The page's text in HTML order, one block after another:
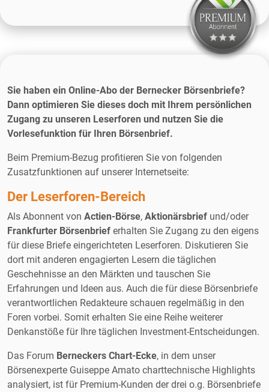
Sie haben ein Online-Abo der Bernecker Börsenbriefe?
Dann optimieren Sie dieses doch mit Ihrem persönlichen
Zugang zu unseren Leserforen und nutzen Sie die
Vorlesefunktion für Ihren Börsenbrief.
Beim Premium-Bezug profitieren Sie von folgenden
Zusatzfunktionen auf unserer Internetseite:
Der Leserforen-Bereich
Als Abonnent von Actien-Börse, Aktionärsbrief und/oder
Frankfurter Börsenbrief erhalten Sie Zugang zu den eigens
für diese Briefe eingerichteten Leserforen. Diskutieren Sie
dort mit anderen engagierten Lesern die täglichen
Geschehnisse an den Märkten und tauschen Sie
Erfahrungen und Ideen aus. Auch die für diese Börsenbriefe
verantwortlichen Redakteure schauen regelmäßig in den
Foren vorbei. Somit erhalten Sie eine Reihe weiterer
Denkanstöße für Ihre täglichen Investment-Entscheidungen.
Das Forum Berneckers Chart-Ecke, in dem unser
Börsenexperte Guiseppe Amato charttechnische Highlights
analysiert, ist für Premium-Kunden der drei o.g. Börsenbriefe